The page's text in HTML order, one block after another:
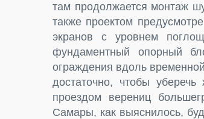
там продолжается монтаж
также проектом
экранов с уровнем
фундаментный опорный
ограждения вдоль
достаточно, чтобы
проездом верениц
Самары, как выяснилось,